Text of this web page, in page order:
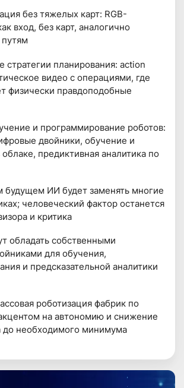
без тяжелых карт: RGB-
вход, без карт, аналогично
стратегии планирования: action
видео с операциями, где
физически правдоподобные
и программирование роботов:
двойники, обучение и
предиктивная аналитика по
ИИ будет заменять многие
человеческий фактор останется
и критика
обладать собственными
для обучения,
и предсказательной аналитики
роботизация фабрик по
на автономию и снижение
до необходимого минимума